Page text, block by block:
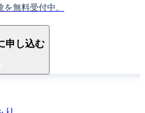
を無料受付中。
申し込む